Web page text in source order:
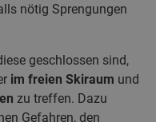
nötig Sprengungen
geschlossen sind,
im freien Skiraum und
zu treffen. Dazu
Gefahren, den